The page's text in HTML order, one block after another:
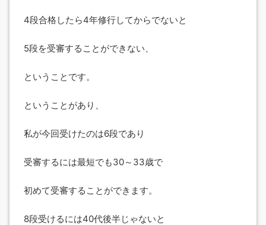
4段合格したら4年修行してからでないと
5段を受審することができない、
ということです。
ということがあり、
私が今回受けたのは6段であり
受審するには最短でも30～33歳で
初めて受審することができます。
8段受けるには40代後半じゃないと